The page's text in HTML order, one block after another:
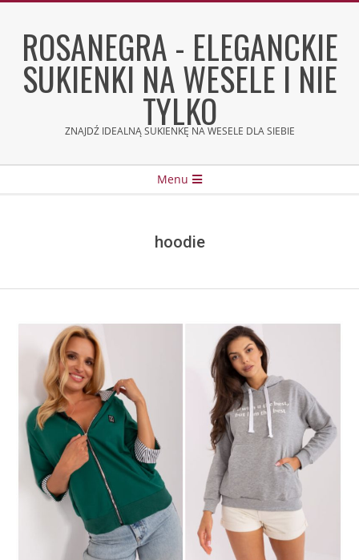
contentROSANEGRA - ELEGANCKIE
SUKIENKI NA WESELE I NIE
TYLKO
ZNAJDŹ IDEALNĄ SUKIENKĘ NA WESELE DLA SIEBIE
Menu
hoodie